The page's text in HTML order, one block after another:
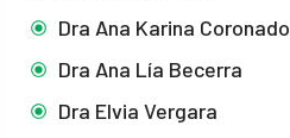
Dra Ana Karina Coronado
Dra Ana Lía Becerra
Dra Elvia Vergara